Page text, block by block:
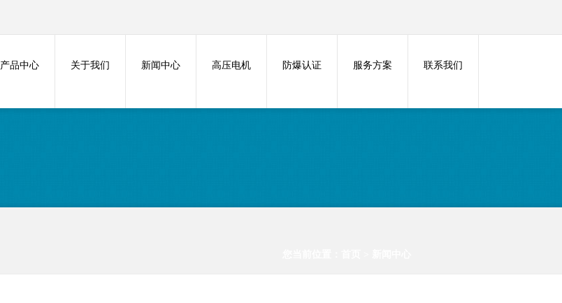
产品中心 关于我们 新闻中心 高压电机 防爆认证 服务方案 联系我们